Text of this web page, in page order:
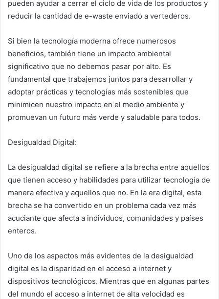
pueden ayudar a cerrar el ciclo de vida de los productos y
reducir la cantidad de e-waste enviado a vertederos.
Si bien la tecnología moderna ofrece numerosos
beneficios, también tiene un impacto ambiental
significativo que no debemos pasar por alto. Es
fundamental que trabajemos juntos para desarrollar y
adoptar prácticas y tecnologías más sostenibles que
minimicen nuestro impacto en el medio ambiente y
promuevan un futuro más verde y saludable para todos.
Desigualdad Digital:
La desigualdad digital se refiere a la brecha entre aquellos
que tienen acceso y habilidades para utilizar tecnología de
manera efectiva y aquellos que no. En la era digital, esta
brecha se ha convertido en un problema cada vez más
acuciante que afecta a individuos, comunidades y países
enteros.
Uno de los aspectos más evidentes de la desigualdad
digital es la disparidad en el acceso a internet y
dispositivos tecnológicos. Mientras que en algunas partes
del mundo el acceso a internet de alta velocidad es